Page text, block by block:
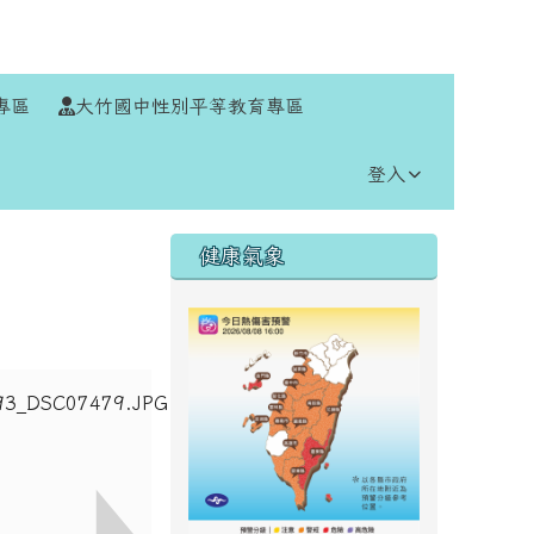
區 大竹國中性別平等教育專區
登入
右邊區域內容
健康氣象